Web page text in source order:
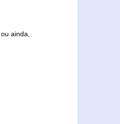
ainda,